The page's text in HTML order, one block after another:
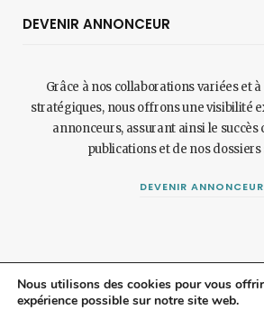
DEVENIR ANNONCEUR
Grâce à nos collaborations variées et
stratégiques, nous offrons une visibilité
annonceurs, assurant ainsi le succès
publications et de nos dossiers
DEVENIR ANNONCEUR
Nous utilisons des cookies pour vous
expérience possible sur notre site web.